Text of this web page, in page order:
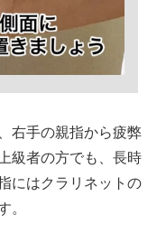
右手の親指から疲弊
級者の方でも、長時
にはクラリネットの
。